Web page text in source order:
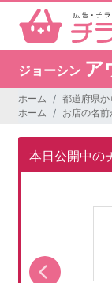
ジョーシン ア
ホーム 都道府県
ホーム
お店の名
本日公開中の